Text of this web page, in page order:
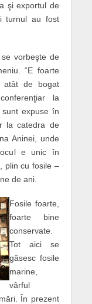
şi exportul de
turnul au fost
vorbeşte de
“E foarte
atât de bogat
la
sunt expuse în
la catedra de
Aninei, unde
e unic în
plin cu fosile –
de ani.
Fosile foarte,
foarte bine
conservate.
Tot aici se
găsesc fosile
marine,
vârful
În prezent